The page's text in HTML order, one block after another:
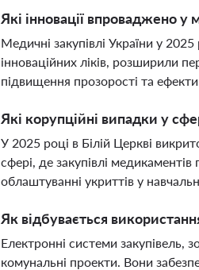
Які інновації впроваджено у
Медичні закупівлі України у
інноваційних ліків, розширили
підвищення прозорості та
Які корупційні випадки у
У 2025 році в Білій Церкві
сфері, де закупівлі
облаштуванні укриттів у
Як відбувається
Електронні системи закупівель,
комунальні проекти. Вони